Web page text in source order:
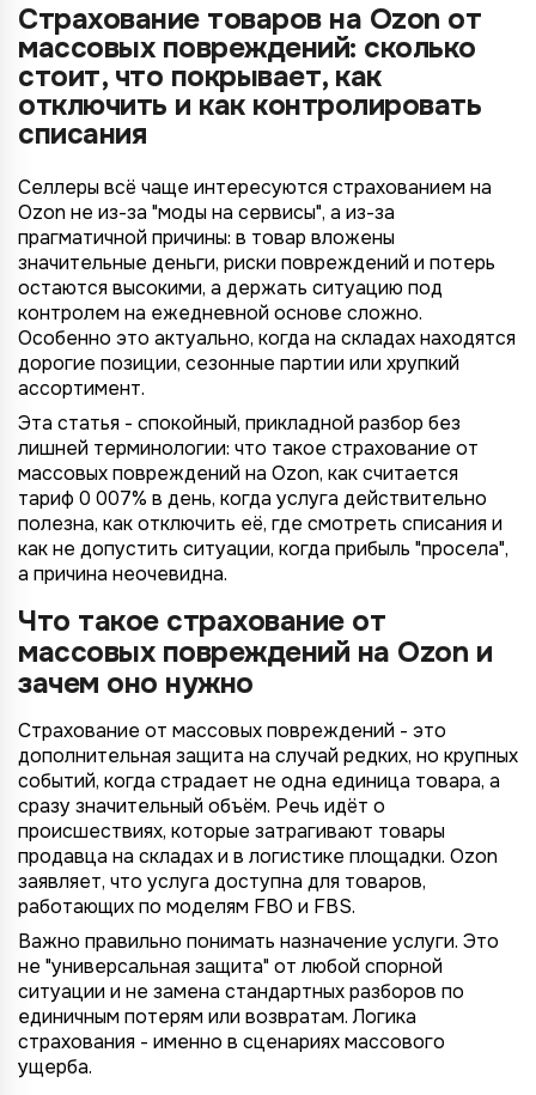
Страхование товаров на Ozon от
массовых повреждений: сколько
стоит, что покрывает, как
отключить и как контролировать
списания
Селлеры всё чаще интересуются страхованием на
Ozon не из-за "моды на сервисы", а из-за
прагматичной причины: в товар вложены
значительные деньги, риски повреждений и потерь
остаются высокими, а держать ситуацию под
контролем на ежедневной основе сложно.
Особенно это актуально, когда на складах находятся
дорогие позиции, сезонные партии или хрупкий
ассортимент.
Эта статья - спокойный, прикладной разбор без
лишней терминологии: что такое страхование от
массовых повреждений на Ozon, как считается
тариф 0 007% в день, когда услуга действительно
полезна, как отключить её, где смотреть списания и
как не допустить ситуации, когда прибыль "просела",
а причина неочевидна.
Что такое страхование от
массовых повреждений на Ozon и
зачем оно нужно
Страхование от массовых повреждений - это
дополнительная защита на случай редких, но крупных
событий, когда страдает не одна единица товара, а
сразу значительный объём. Речь идёт о
происшествиях, которые затрагивают товары
продавца на складах и в логистике площадки. Ozon
заявляет, что услуга доступна для товаров,
работающих по моделям FBO и FBS.
Важно правильно понимать назначение услуги. Это
не "универсальная защита" от любой спорной
ситуации и не замена стандартных разборов по
единичным потерям или возвратам. Логика
страхования - именно в сценариях массового
ущерба.